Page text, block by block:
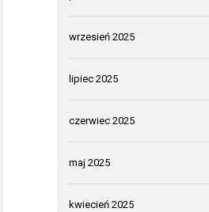
wrzesień 2025
lipiec 2025
czerwiec 2025
maj 2025
kwiecień 2025